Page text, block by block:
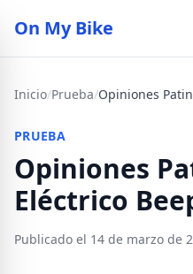
On My Bike
Inicio/Prueba/
PRUEBA
Opiniones
Eléctrico
Publicado el 14 de marzo de